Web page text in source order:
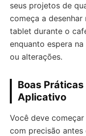
seus projetos de
começa a
tablet durante o
enquanto espera
ou alterações.
Boas
Aplicativo
Você deve
com precisão